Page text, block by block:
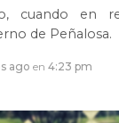
cuando en
de Peñalosa.
ago en 4:23 pm